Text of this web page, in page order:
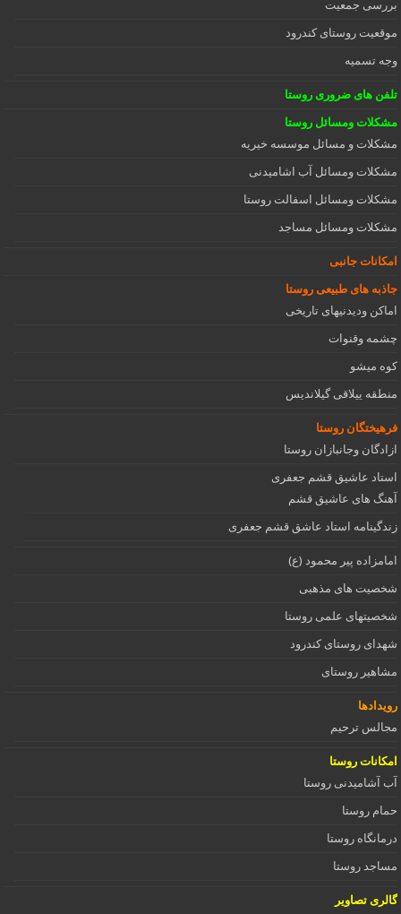
بررسی جمعیت
موقعیت روستای کندرود
وجه تسمیه
تلفن های ضروری روستا
مشکلات ومسائل روستا
مشکلات و مسائل موسسه خیریه
مشکلات ومسائل آب اشامیدنی
مشکلات ومسائل اسفالت روستا
مشکلات ومسائل مساجد
امکانات جانبی
جاذبه های طبیعی روستا
اماکن ودیدنیهای تاریخی
چشمه وقنوات
کوه میشو
منطقه ییلاقی گیلاندیس
فرهیختگان روستا
ازادگان وجانبازان روستا
استاد عاشیق قشم جعفری
آهنگ های عاشیق قشم
زندگینامه استاد عاشق قشم جعفری
امامزاده پیر محمود (ع)
شخصیت های مذهبی
شخصیتهای علمی روستا
شهدای روستای کندرود
مشاهیر روستای
رویدادها
مجالس ترحیم
امکانات روستا
آب آشامیدنی روستا
حمام روستا
درمانگاه روستا
مساجد روستا
گالری تصاویر